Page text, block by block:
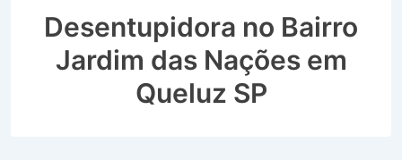
Desentupidora no Bairro
Jardim das Nações em
Queluz SP